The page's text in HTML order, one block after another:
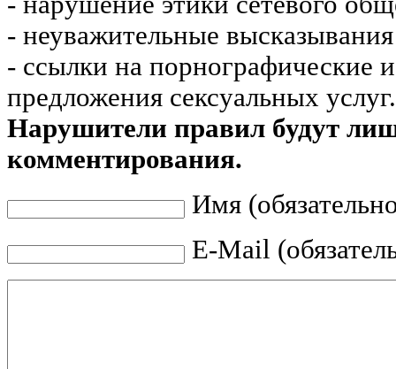
- неуважительные
- ссылки на порнографические
предложения сексуальных услуг.
Нарушители правил будут
комментирования.
Имя
E-Mail